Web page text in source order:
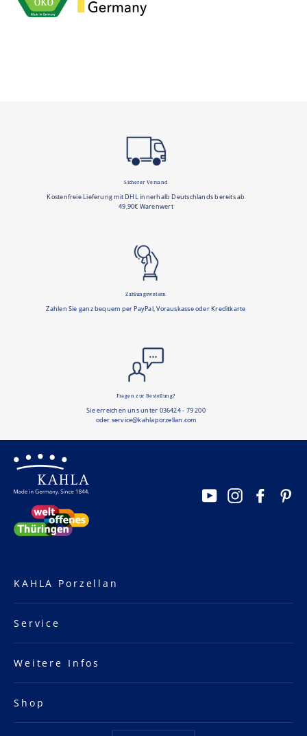
Sicherer Versand
Kostenfreie Lieferung mit DHL innerhalb Deutschlands bereits ab
49,90€ Warenwert
Zahlungsweisen
Zahlen Sie ganz bequem per PayPal, Vorauskasse oder Kreditkarte
Fragen zur Bestellung?
Sie erreichen uns unter 036424 - 79 200
oder service@kahlaporzellan.com
KAHLA Porzellan
Service
Shop
Weitere Infos
YouTubeInstagram